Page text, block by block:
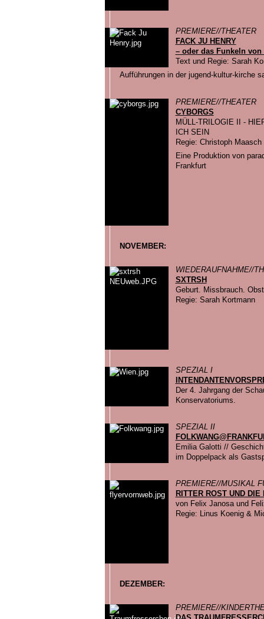
PREMIERE//THEATER
FACK JU HENRY
– oder das Funkeln von
Text und Regie: Sarah
Aufführungen in der jugend-kultur-kirche
PREMIERE//THEATER
CYBORGS
MÜLL-TRILOGIE II -
ICH SEIN
Regie: Christoph Maasch
Eine Produktion von
Frankfurt
NOVEMBER:
WIEDERAUFNAHME//
SXTRSH
Geburt. Missbrauch.
Regie: Sarah Kortmann
SPEZIAL I
Der 4. Jahrgang der
Konservatoriums.
SPEZIAL II
Emilia Galotti //
im Doppelpack als
PREMIERE//MUSIKAL
RITTER ROST UND
von Felix Janosa und
Regie: Linus Koenig &
DEZEMBER:
PREMIERE//